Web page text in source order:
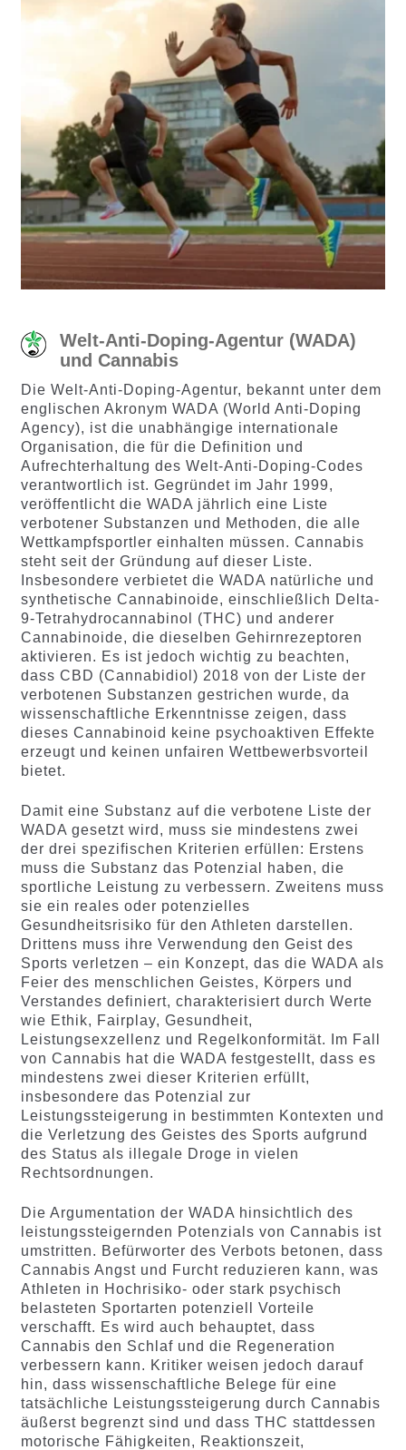
Welt-Anti-Doping-Agentur (WADA)
und Cannabis
Die Welt-Anti-Doping-Agentur, bekannt unter dem
englischen Akronym WADA (World Anti-Doping
Agency), ist die unabhängige internationale
Organisation, die für die Definition und
Aufrechterhaltung des Welt-Anti-Doping-Codes
verantwortlich ist. Gegründet im Jahr 1999,
veröffentlicht die WADA jährlich eine Liste
verbotener Substanzen und Methoden, die alle
Wettkampfsportler einhalten müssen. Cannabis
steht seit der Gründung auf dieser Liste.
Insbesondere verbietet die WADA natürliche und
synthetische Cannabinoide, einschließlich Delta-
9-Tetrahydrocannabinol (THC) und anderer
Cannabinoide, die dieselben Gehirnrezeptoren
aktivieren. Es ist jedoch wichtig zu beachten,
dass CBD (Cannabidiol) 2018 von der Liste der
verbotenen Substanzen gestrichen wurde, da
wissenschaftliche Erkenntnisse zeigen, dass
dieses Cannabinoid keine psychoaktiven Effekte
erzeugt und keinen unfairen Wettbewerbsvorteil
bietet.
Damit eine Substanz auf die verbotene Liste der
WADA gesetzt wird, muss sie mindestens zwei
der drei spezifischen Kriterien erfüllen: Erstens
muss die Substanz das Potenzial haben, die
sportliche Leistung zu verbessern. Zweitens muss
sie ein reales oder potenzielles
Gesundheitsrisiko für den Athleten darstellen.
Drittens muss ihre Verwendung den Geist des
Sports verletzen – ein Konzept, das die WADA als
Feier des menschlichen Geistes, Körpers und
Verstandes definiert, charakterisiert durch Werte
wie Ethik, Fairplay, Gesundheit,
Leistungsexzellenz und Regelkonformität. Im Fall
von Cannabis hat die WADA festgestellt, dass es
mindestens zwei dieser Kriterien erfüllt,
insbesondere das Potenzial zur
Leistungssteigerung in bestimmten Kontexten und
die Verletzung des Geistes des Sports aufgrund
des Status als illegale Droge in vielen
Rechtsordnungen.
Die Argumentation der WADA hinsichtlich des
leistungssteigernden Potenzials von Cannabis ist
umstritten. Befürworter des Verbots betonen, dass
Cannabis Angst und Furcht reduzieren kann, was
Athleten in Hochrisiko- oder stark psychisch
belasteten Sportarten potenziell Vorteile
verschafft. Es wird auch behauptet, dass
Cannabis den Schlaf und die Regeneration
verbessern kann. Kritiker weisen jedoch darauf
hin, dass wissenschaftliche Belege für eine
tatsächliche Leistungssteigerung durch Cannabis
äußerst begrenzt sind und dass THC stattdessen
motorische Fähigkeiten, Reaktionszeit,